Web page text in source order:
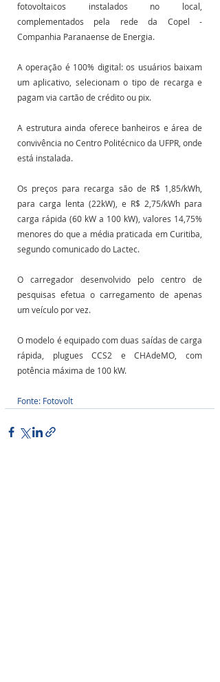
fotovoltaicos instalados no local,
complementados pela rede da Copel -
Companhia Paranaense de Energia.
A operação é 100% digital: os usuários baixam
um aplicativo, selecionam o tipo de recarga e
pagam via cartão de crédito ou pix.
A estrutura ainda oferece banheiros e área de
convivência no Centro Politécnico da UFPR, onde
está instalada.
Os preços para recarga são de R$ 1,85/kWh,
para carga lenta (22kW), e R$ 2,75/kWh para
carga rápida (60 kW a 100 kW), valores 14,75%
menores do que a média praticada em Curitiba,
segundo comunicado do Lactec.
O carregador desenvolvido pelo centro de
pesquisas efetua o carregamento de apenas
um veículo por vez.
O modelo é equipado com duas saídas de carga
rápida, plugues CCS2 e CHAdeMO, com
potência máxima de 100 kW.
Fonte: Fotovolt